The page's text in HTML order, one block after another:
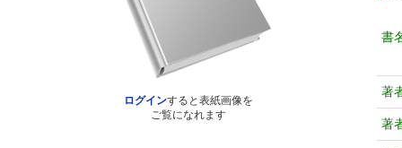
ログインすると表紙画像を
ご覧になれます
書
著
著